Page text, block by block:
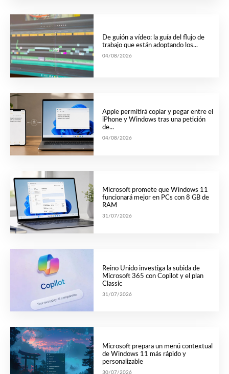
De guión a vídeo: la guía del flujo de
trabajo que están adoptando los...
04/08/2026
Apple permitirá copiar y pegar entre el
iPhone y Windows tras una petición
de...
04/08/2026
Microsoft promete que Windows 11
funcionará mejor en PCs con 8 GB de
RAM
31/07/2026
Reino Unido investiga la subida de
Microsoft 365 con Copilot y el plan
Classic
31/07/2026
Microsoft prepara un menú contextual
de Windows 11 más rápido y
personalizable
30/07/2026